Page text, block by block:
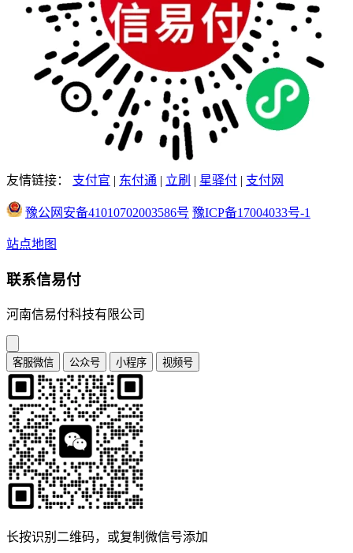
友情链接： 支付官 东付通 立刷 星驿付 支付网
豫公网安备41010702003586号 豫ICP备17004033号-1
站点地图
联系信易付
河南信易付科技有限公司
客服微信 公众号 小程序 视频号
长按识别二维码，或复制微信号添加